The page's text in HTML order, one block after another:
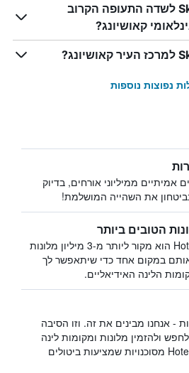
כמה קרוב Skyone Hotel לשדה התעופה הקרוב
קאושיונג?
נפוצות נוספות
אמיתיים ממיליוני אורחים, בדיוק
את השהייה המושלמת!
הטובים ביותר
HotelsCombined הוא מקור ליותר מ-3 מיליון מלונות
אותם במקום אחד כדי שיתאפשר לך
הלינה האידיאליים.
- אנחנו מבינים את זה. וזו הסיבה
ולהזמין מלונות ומקומות לינה
בHotelsCombined מסוכנויות שמציעות ביטולים